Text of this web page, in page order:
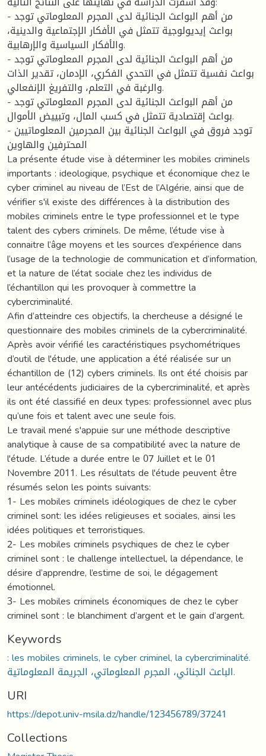
- من أهم البواعث الجنائية لدى المجرم المعلوماتي توجد
بواعث إيديولوجية تتمثل في الأفكار الإجتماعية والدينية،
والأفكار السياسية والإرهابية.
- من أهم البواعث الجنائية لدى المجرم المعلوماتي توجد
بواعث نفسية تتمثل في التحدي الفكري، الإدمان، تقدير الذات
والرغبة في التعلم، والتفريغ الإنفعالي.
- من أهم البواعث الجنائية لدى المجرم المعلوماتي توجد
بواعث إقتصادية تتمثل في كسب المال، وتبييض الأموال.
- توجد فروق في البواعث الجنائية بين المجرمين المعلوماتيين
المحترفين والهاوين
La présente étude vise à déterminer les mobiles criminels
importants : ideologique, psychique et économique chez le
cyber criminel au niveau de l’Est de l’Algérie, ainsi que de
vérifier s'il existe des différences à la distribution des
mobiles criminels entre le type professionnel et le type
talent des cybers criminels. De même, l’étude vise à
connaitre l’âge moyens et les sources d’expérience dans
l’usage de la technologie de communication et d’information,
et la nature de l’état sociale chez les individus de
l’échantillon qui les provoquer à commettre la
cybercriminalité.
Afin d’atteindre ces objectifs, la chercheuse a désigné le
questionnaire des mobiles criminels de la cybercriminalité.
Après avoir vérifié les caractéristiques psychométriques
d’outil de l'étude, une application a été réalisée sur un
échantillon de (12) cybers criminels. Ils ont été choisis par
leur antécédents judiciaires de la cybercriminalité, et après
ils ont été classifié en deux types: professionnel avec plus
qu’une fois et talent avec une seule fois.
Le travail mené s'appuie sur une méthode descriptive
analytique à cause de sa compatibilité avec la nature de
l'étude. L’étude a durée entre le 07 Juillet et le 01
Novembre 2011. Les résultats de l'étude peuvent être
résumés selon les points suivants:
1- Les mobiles criminels idéologiques de chez le cyber
criminel sont: les idées religieuses et sociales, ainsi les
idées politiques et terroristiques.
2- Les mobiles criminels psychiques de chez le cyber
criminel sont : le challenge intellectuel, la dépendance, le
désire d’apprendre, l’estime de soi, le dégagement
émotionnel.
3- Les mobiles criminels économiques de chez le cyber
criminel sont : le blanchiment d’argent et le gain d’argent.
Keywords
: les mobiles criminels, le cyber criminel, la cybercriminalité.
الباعث الجنائي، المجرم المعلوماتي، الجريمة المعلوماتية.
URI
https://depot.univ-msila.dz/handle/123456789/37241
Collections